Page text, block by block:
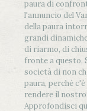
paura di
l'annuncio del
della paura
grandi
di riarmo, di
fronte a questo,
società di non
paura, perché
rendere il
Approfondisci